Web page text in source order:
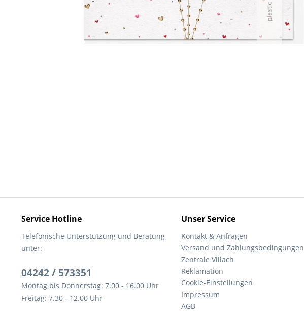
Service Hotline
Telefonische Unterstützung und Beratung
unter:
04242 / 573351
Montag bis Donnerstag: 7.00 - 16.00 Uhr
Freitag: 7.30 - 12.00 Uhr
Unser Service
Kontakt & Anfragen
Versand und Zahlungsbedingungen
Zentrale Villach
Reklamation
Cookie-Einstellungen
Impressum
AGB